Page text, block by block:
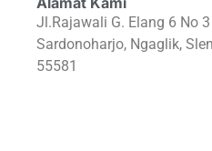
Jl.Rajawali G. Elang 6 No
Sardonoharjo, Ngaglik,
55581